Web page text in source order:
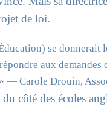
de loi.
se donnerait
aux demandes
— Carole Drouin,
côté des écoles